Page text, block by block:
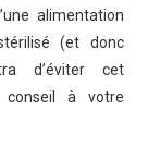
alimentation
(et donc
d’éviter cet
conseil à votre